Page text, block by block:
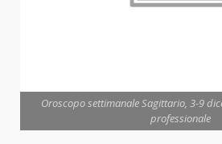
Oroscopo settimanale Sagittario, 3-9
professionale